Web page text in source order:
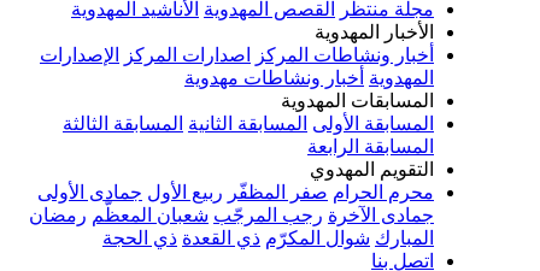
منتظَر
القصص المهدوية الأناشيد المهدوية
المهدوية
ونشاطات المركز اصدارات المركز الإصدارات
أخبار ونشاطات مهدوية
المهدوية
الأولى المسابقة الثانية المسابقة الثالثة
الرابعة
المهدوي
الحرام
صفر المظفّر ربيع الأول جمادى الأولى
رجب المرجّب شعبان المعظّم رمضان
شوال المكرّم ذي القعدة ذي الحجة